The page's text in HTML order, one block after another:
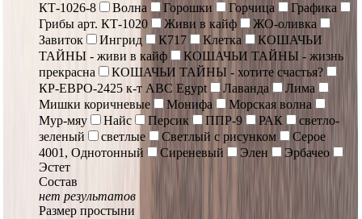
КТ-1026-8
Волна Горошки Горчица
Графика
Грибы арт. КТ-1020
Живи в кайф
ЖО-оливка
Завиток
Ингрид К717 Клетка
КОШАЧЬИ
ТАЙНЫ - живи в кайф
КОШАЧЬИ ТАЙНЫ - жизнь
прекрасна
КОШАЧЬИ ТАЙНЫ - хотите счастья?
КР-ЕВРО-2425 к-т ABC Egypt
Лаванда
Лима
Мишки коричневые
Монифа
Морская волна
Мур-мяу
Найс Персик ППР-9 РАК
светло-
зеленый
светлые Светлый с рисунком
Серое
4001, Однотонный
Сиреневый Элен
Эрбачео
Эстет
Состав
нет результатов
Размер простыни